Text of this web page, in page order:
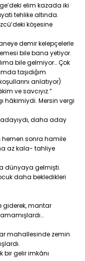
elim kazada iki
tehlike altında.
köşesine
demir kelepçelerle
bile bana yetiyor.
bile gelmiyor… Çok
taşıdığım
anlatıyor)
ve savcıyız.”
hâkimiydi. Mersin vergi
daha aday
sonra hamile
az kala- tahliye
dünyaya gelmişti.
daha bekledikleri
giderek, mantar
mahallesinde zemin
bir gelir imkânı